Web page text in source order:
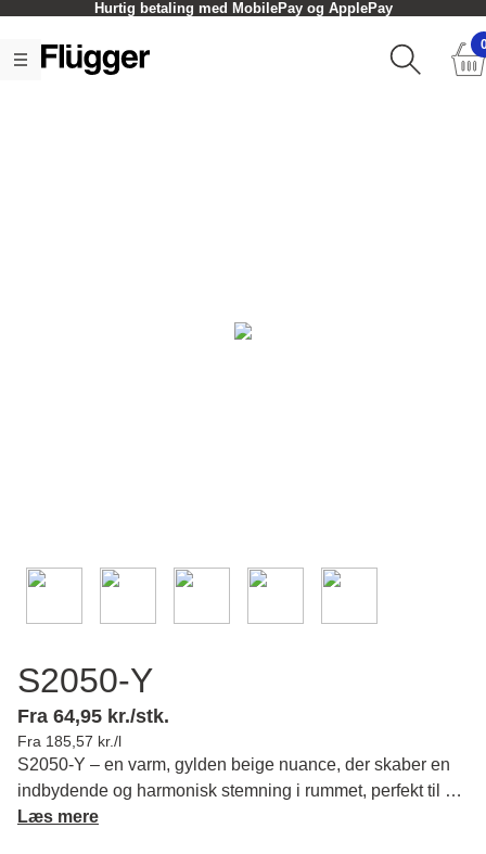
Hurtig betaling med MobilePay og ApplePay
S2050-Y
Fra 64,95 kr./stk.
Fra 185,57 kr./l
S2050-Y – en varm, gylden beige nuance, der skaber en
indbydende og harmonisk stemning i rummet, perfekt til at
give dit hjem en delikat varme. Læs mere om farvens
Læs mere